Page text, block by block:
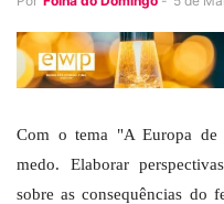
Com o tema "A Europa de
medo. Elaborar
sobre as consequências do